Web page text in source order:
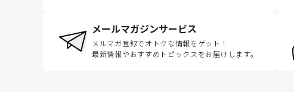
メールマガジンサービス
メルマガ登録でオトクな情報をゲット！
最新情報やおすすめトピックスをお届けします。